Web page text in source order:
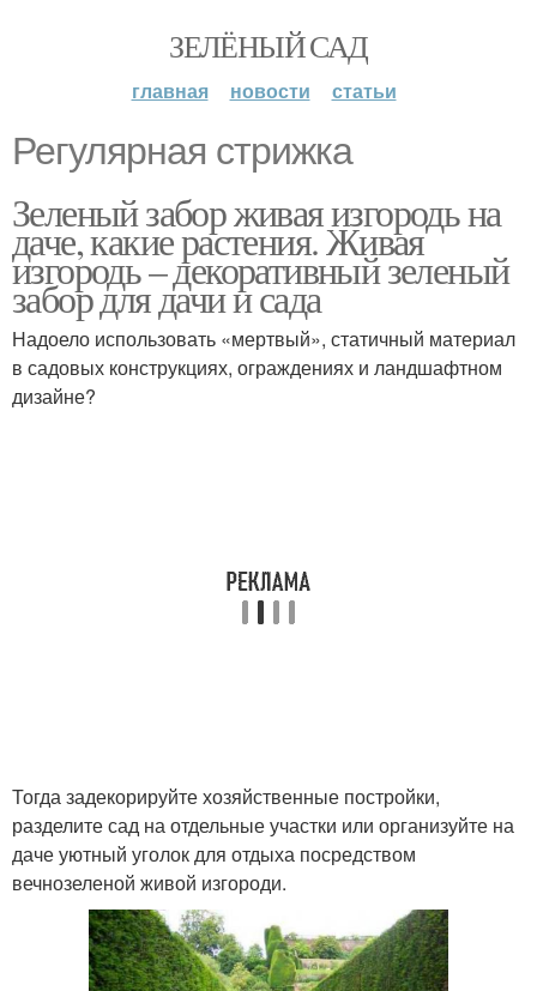
ЗЕЛЁНЫЙ САД
главная новости статьи
Регулярная стрижка
Зеленый забор живая изгородь на
даче, какие растения. Живая
изгородь – декоративный зеленый
забор для дачи и сада
Надоело использовать «мертвый», статичный материал
в садовых конструкциях, ограждениях и ландшафтном
дизайне?
Тогда задекорируйте хозяйственные постройки,
разделите сад на отдельные участки или организуйте на
даче уютный уголок для отдыха посредством
вечнозеленой живой изгороди.